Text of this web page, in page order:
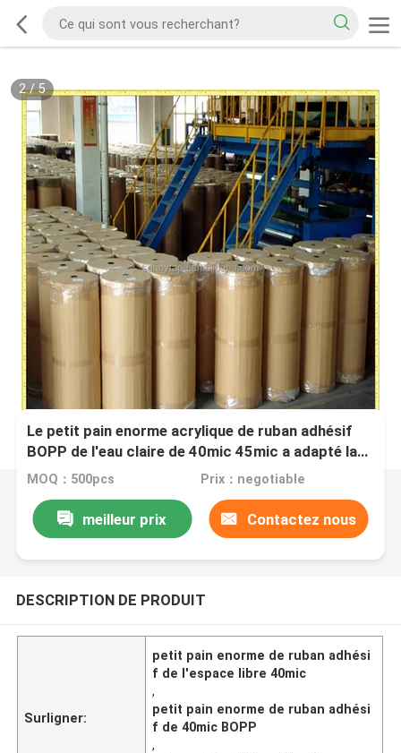
2/5
Le petit pain enorme acrylique de ruban adhésif
BOPP de l'eau claire de 40mic 45mic a adapté la
couleur et le logo aux besoins du client
MOQ：500pcs Prix：negotiable
meilleur prix Contactez nous
DESCRIPTION DE PRODUIT
Surligner:
petit pain enorme de ruban adhési
f de l'espace libre 40mic
,
petit pain enorme de ruban adhési
f de 40mic BOPP
,